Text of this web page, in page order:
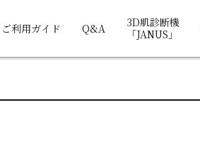
ご利用ガイド Q&A
3D肌診断機
「JANUS」